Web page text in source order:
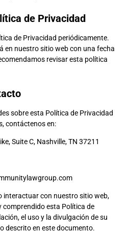
de Privacidad
de Privacidad periódicamente.
en nuestro sitio web con una fecha
revisar esta política
sobre esta Política de Privacidad
contáctenos en:
Suite C, Nashville, TN 37211
interactuar con nuestro sitio web,
comprendido esta Política de
el uso y la divulgación de su
descrito en este documento.